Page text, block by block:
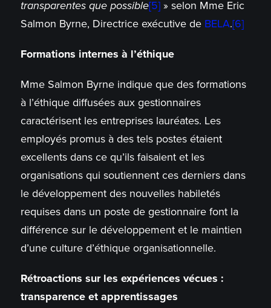
transparentes que possible[5]» selon Mme Eric
Salmon Byrne, Directrice exécutive de BELA.[6]
Formations internes à l’éthique
Mme Salmon Byrne indique que des formations
à l’éthique diffusées aux gestionnaires
caractérisent les entreprises lauréates. Les
employés promus à des tels postes étaient
excellents dans ce qu’ils faisaient et les
organisations qui soutiennent ces derniers dans
le développement des nouvelles habiletés
requises dans un poste de gestionnaire font la
différence sur le développement et le maintien
d’une culture d’éthique organisationnelle.
Rétroactions sur les expériences vécues :
transparence et apprentissages